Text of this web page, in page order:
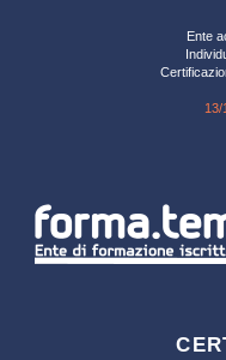
Ente
13/